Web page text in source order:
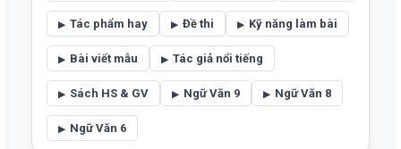
Tác phẩm hay Đề thi Kỹ năng làm bài
Bài viết mẫu Tác giả nổi tiếng
Sách HS & GV Ngữ Văn 9 Ngữ Văn 8
Ngữ Văn 6